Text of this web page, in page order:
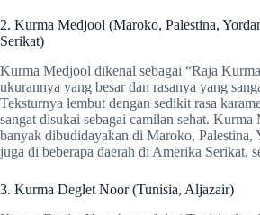
2. Kurma Medjool (Maroko, Palestina,
Serikat)
Kurma Medjool dikenal sebagai “Raja
ukurannya yang besar dan rasanya yang
Teksturnya lembut dengan sedikit rasa
sangat disukai sebagai camilan sehat.
banyak dibudidayakan di Maroko, Palestina,
juga di beberapa daerah di Amerika Serikat,
3. Kurma Deglet Noor (Tunisia, Aljazair)